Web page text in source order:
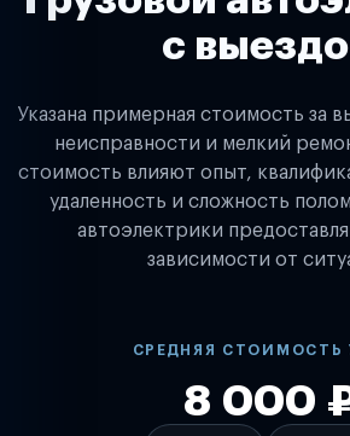
с
Указана примерная стоимость за
неисправности и мелкий
стоимость влияют опыт,
удаленность и сложность
автоэлектрики
зависимости от
СРЕДНЯЯ СТОИМОСТЬ
8 000